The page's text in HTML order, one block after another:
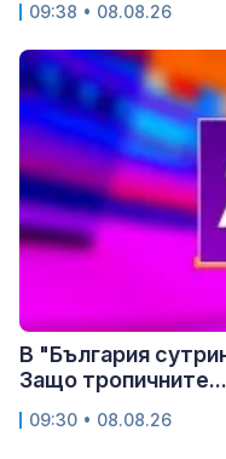
09:38 • 08.08.26
В "България
Защо тропичните...
09:30 • 08.08.26